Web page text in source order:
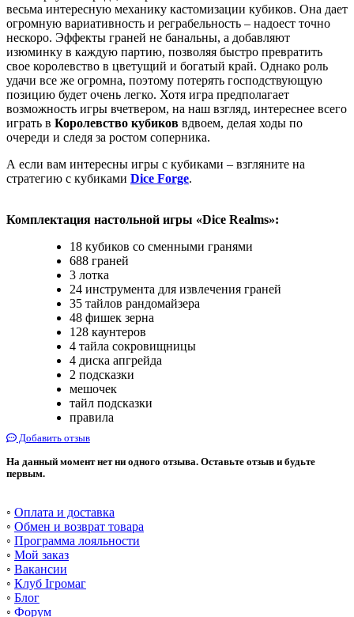
весьма интересную механику кастомизации кубиков. Она дает
огромную вариативность и реграбельность – надоест точно
нескоро. Эффекты граней не банальны, а добавляют
изюминку в каждую партию, позволяя быстро превратить
свое королевство в цветущий и богатый край. Однако роль
удачи все же огромна, поэтому потерять господствующую
позицию будет очень легко. Хотя игра предполагает
возможность игры вчетвером, на наш взгляд, интереснее всего
играть в Королевство кубиков вдвоем, делая ходы по
очереди и следя за ростом соперника.
А если вам интересны игры с кубиками – взгляните на
стратегию с кубиками Dice Forge.
Комплектация настольной игры «Dice Realms»:
18 кубиков со сменными гранями
688 граней
3 лотка
24 инструмента для извлечения граней
35 тайлов рандомайзера
48 фишек зерна
128 каунтеров
4 тайла сокровищницы
4 диска апгрейда
2 подсказки
мешочек
тайл подсказки
правила
Добавить отзыв
На данный момент нет ни одного отзыва. Оставьте отзыв и будьте
первым.
◦ Оплата и доставка
◦ Обмен и возврат товара
◦ Программа лояльности
◦ Мой заказ
◦ Вакансии
◦ Клуб Ігромаг
◦ Блог
◦ Форум